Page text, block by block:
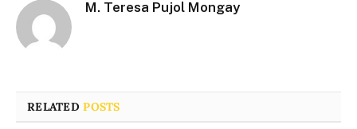
M. Teresa Pujol Mongay
RELATEDPOSTS